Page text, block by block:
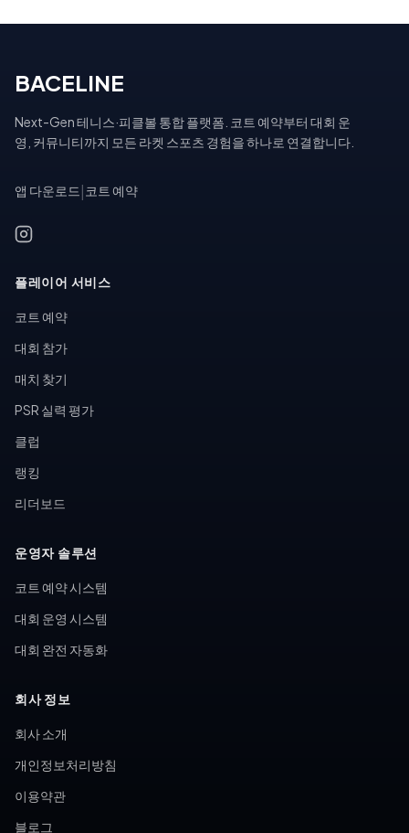
BACELINE
Next-Gen 테니스·피클볼 통합 플랫폼. 코트 예약부터 대회 운
영, 커뮤니티까지 모든 라켓 스포츠 경험을 하나로 연결합니다.
앱 다운로드 코트 예약
플레이어 서비스
코트 예약
대회 참가
매치 찾기
PSR 실력 평가
클럽
랭킹
리더보드
운영자 솔루션
코트 예약 시스템
대회 운영 시스템
대회 완전 자동화
회사 정보
회사 소개
개인정보처리방침
이용약관
블로그